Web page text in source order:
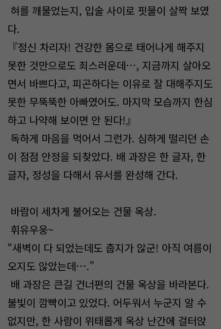
혀를 깨물었는지, 입술 사이로 핏물이 살짝 보였
다.
『정신 차리자! 건강한 몸으로 태어나게 해주지
못한 것만으로도 죄스러운데…, 지금까지 살아오
면서 바쁘다고, 피곤하다는 이유로 잘 대해주지도
못한 무뚝뚝한 아빠였어도. 마지막 모습까지 한심
하고 나약해 보이면 안 된다!』
독하게 마음을 먹어서 그런가. 심하게 떨리던 손
이 점점 안정을 되찾았다. 배 과장은 한 글자, 한
글자, 정성을 다해서 유서를 완성해 간다.
바람이 세차게 불어오는 건물 옥상.
휘유우웅~
“새벽이 다 되었는데도 춥지가 않군! 아직 여름이
오지도 않았는데….”
배 과장은 큰길 건너편의 건물 옥상을 바라본다.
불빛이 깜빡이고 있었다. 어두워서 누군지 알 수
없지만, 한 사람이 위태롭게 옥상 난간에 걸터앉